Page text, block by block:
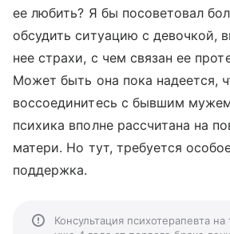
ее любить? Я бы посоветовал
обсудить ситуацию с девочкой,
нее страхи, с чем связан ее
Может быть она пока надеется,
воссоединитесь с бывшим
психика вполне рассчитана на
матери. Но тут, требуется
поддержка.
Консультация психотерапевта